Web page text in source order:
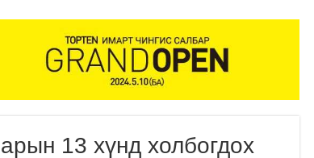
13 хүнд холбогдох